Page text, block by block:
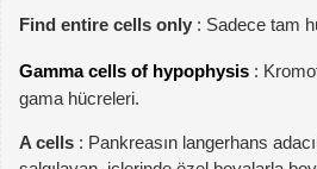
Find entire cells only : Sadece tam
Gamma cells of hypophysis :
gama hücreleri.
A cells : Pankreasın langerhans